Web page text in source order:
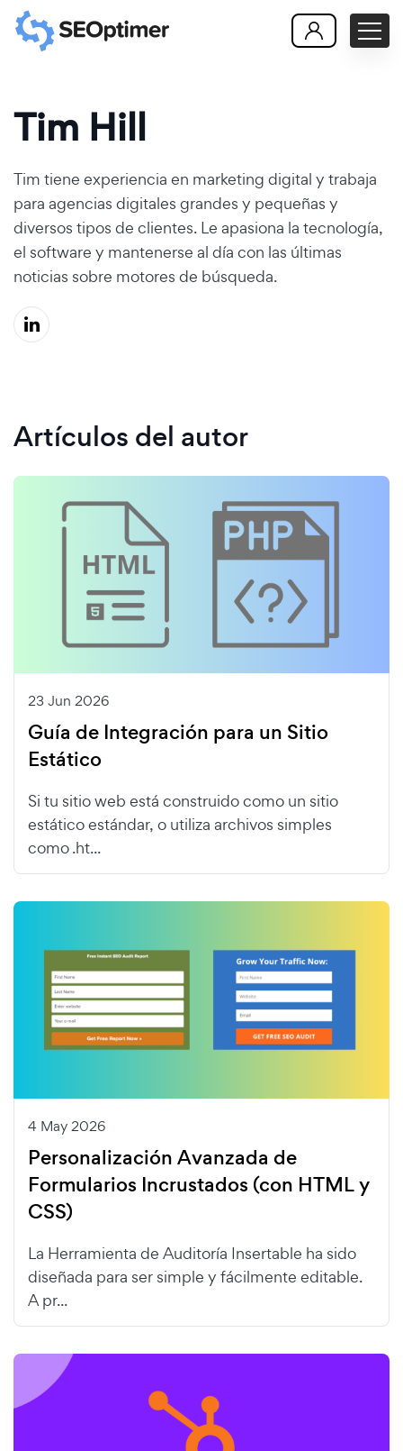
Tim Hill
Tim tiene experiencia en marketing digital y trabaja
para agencias digitales grandes y pequeñas y
diversos tipos de clientes. Le apasiona la tecnología,
el software y mantenerse al día con las últimas
noticias sobre motores de búsqueda.
Artículos del autor
23 Jun 2026
Guía de Integración para un Sitio
Estático
Si tu sitio web está construido como un sitio
estático estándar, o utiliza archivos simples
como .ht...
4 May 2026
Personalización Avanzada de
Formularios Incrustados (con HTML y
CSS)
La Herramienta de Auditoría Insertable ha sido
diseñada para ser simple y fácilmente editable.
A pr...